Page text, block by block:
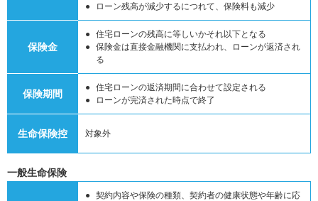
ローン残高が減少するにつれて、保険料も減少
保険金
住宅ローンの残高に等しいかそれ以下となる
保険金は直接金融機関に支払われ、ローンが返済され
る
保険期間
住宅ローンの返済期間に合わせて設定される
ローンが完済された時点で終了
生命保険控 対象外
一般生命保険
契約内容や保険の種類、契約者の健康状態や年齢に応